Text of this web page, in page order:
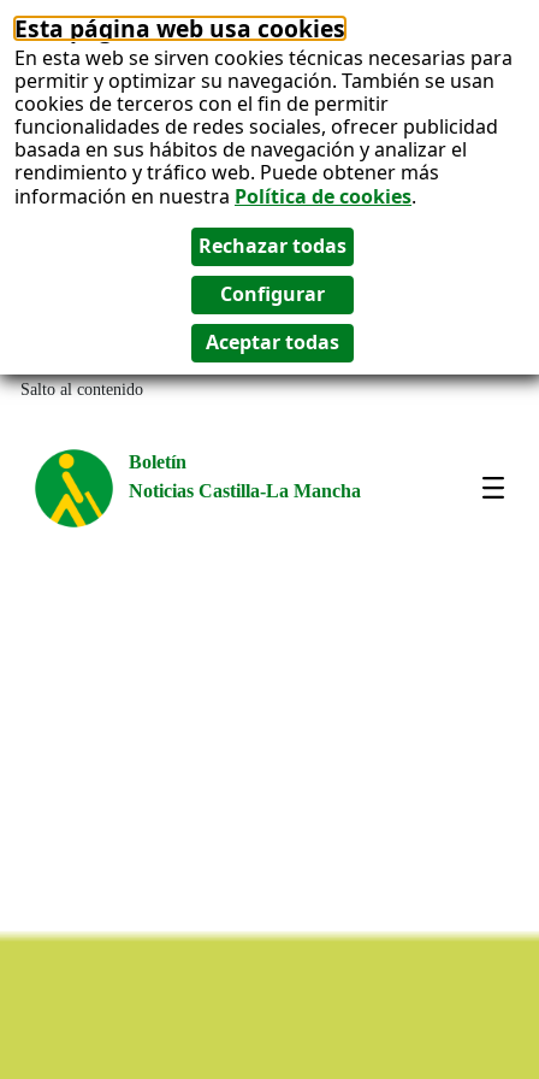
Esta página web usa cookies
En esta web se sirven cookies técnicas necesarias para
permitir y optimizar su navegación. También se usan
cookies de terceros con el fin de permitir
funcionalidades de redes sociales, ofrecer publicidad
basada en sus hábitos de navegación y analizar el
rendimiento y tráfico web. Puede obtener más
información en nuestra Política de cookies.
Salto al contenido
Boletín
Noticias Castilla-La Mancha